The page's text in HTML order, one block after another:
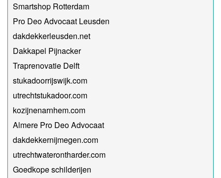
Smartshop Rotterdam
Pro Deo Advocaat Leusden
dakdekkerleusden.net
Dakkapel Pijnacker
Traprenovatie Delft
stukadoorrijswijk.com
utrechtstukadoor.com
kozijnenarnhem.com
Almere Pro Deo Advocaat
dakdekkernijmegen.com
utrechtwaterontharder.com
Goedkope schilderijen